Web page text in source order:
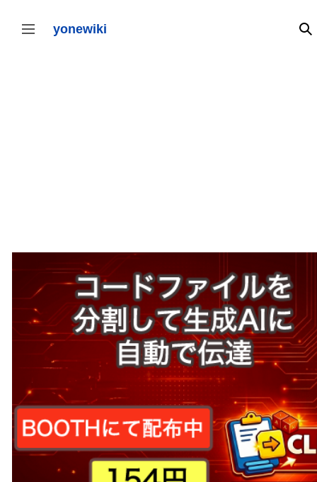
テ
サイドバーの切り替え yonewiki 検